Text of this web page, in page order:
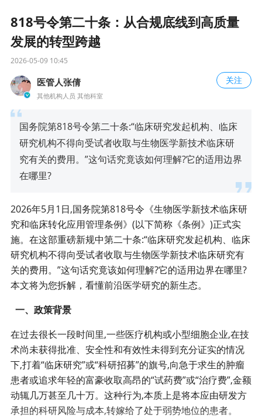
818号令第二十条：从合规底线到高质量
发展的转型跨越
2026-05-09 10:45
医管人张倩
其他机构人员 其他科室
关注
国务院第818号令第二十条:“临床研究发起机构、临床
研究机构不得向受试者收取与生物医学新技术临床研
究有关的费用。”这句话究竟该如何理解?它的适用边界
在哪里?
2026年5月1日,国务院第818号令《生物医学新技术临床研
究和临床转化应用管理条例》(以下简称《条例》)正式实
施。在这部重磅新规中第二十条:“临床研究发起机构、临床
研究机构不得向受试者收取与生物医学新技术临床研究有
关的费用。”这句话究竟该如何理解?它的适用边界在哪里?
本文将为您拆解，看懂前沿医学研究的新生态。
一、政策背景
在过去很长一段时间里,一些医疗机构或小型细胞企业,在技
术尚未获得批准、安全性和有效性未得到充分证实的情况
下,打着“临床研究”或“科研招募”的旗号,向急于求生的肿瘤
患者或追求年轻的富豪收取高昂的“试药费”或“治疗费”,金额
动辄几万甚至几十万。这种行为,本质上是将本应由研发方
承担的科研风险与成本,转嫁给了处于弱势地位的患者。